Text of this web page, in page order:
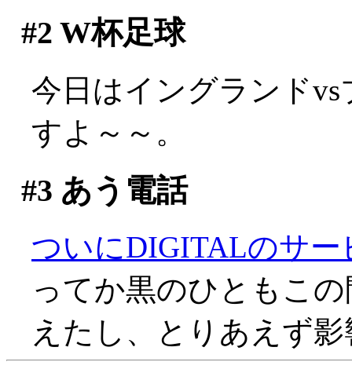
#2 W杯足球
今日はイングランド
すよ～～。
#3 あう電話
ついにDIGITALのサー
ってか黒のひともこ
えたし、とりあえず